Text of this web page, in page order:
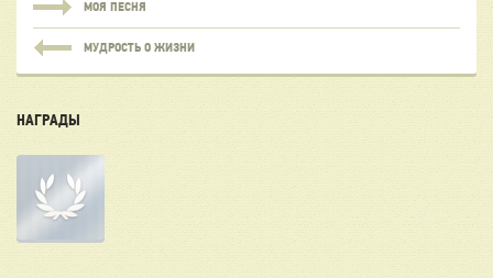
МОЯ ПЕСНЯ
МУДРОСТЬ О ЖИЗНИ
НАГРАДЫ